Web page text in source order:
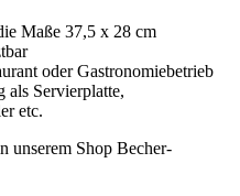
Maße 37,5 x 28 cm
oder Gastronomiebetrieb
als Servierplatte,
etc.
unserem Shop Becher-